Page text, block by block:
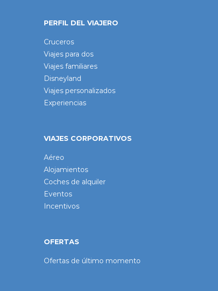
PERFIL DEL VIAJERO
Cruceros
Viajes para dos
Viajes familiares
Disneyland
Viajes personalizados
Experiencias
VIAJES CORPORATIVOS
Aéreo
Alojamientos
Coches de alquiler
Eventos
Incentivos
OFERTAS
Ofertas de último momento